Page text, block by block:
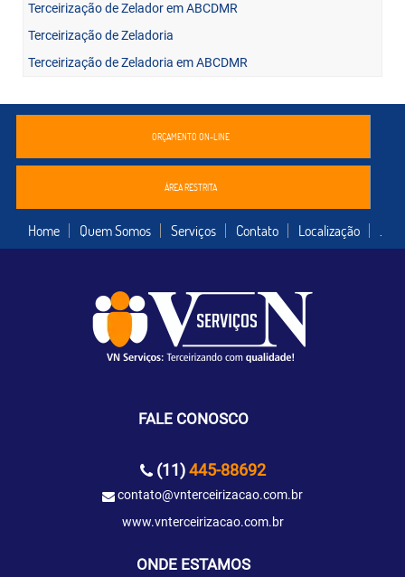
Terceirização de Zelador em ABCDMR
Terceirização de Zeladoria
Terceirização de Zeladoria em ABCDMR
ORÇAMENTO ON-LINE
ÁREA RESTRITA
Home Quem Somos Serviços Contato Localização
FALE CONOSCO
(11)445-88692
contato@vnterceirizacao.com.br
www.vnterceirizacao.com.br
ONDE ESTAMOS